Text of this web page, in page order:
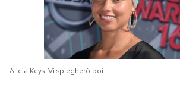
CALENDARIO
AREA PERSONALE
Alicia Keys. Vi spiegherò poi.